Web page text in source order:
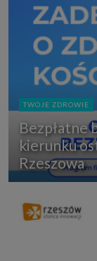
TWOJE ZDROWIE
Bezpłatne
kierunku
Rzeszowa